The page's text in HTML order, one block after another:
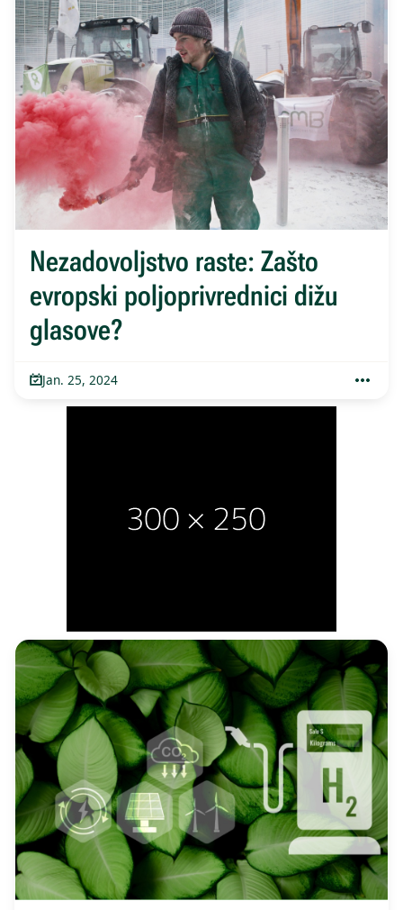
Nezadovoljstvo raste: Zašto
evropski poljoprivrednici dižu
glasove?
Jan. 25, 2024